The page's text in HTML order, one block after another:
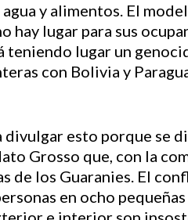
y alimentos. El
hay lugar para sus
teniendo lugar un
con Bolivia y
esto porque se
Grosso que, con la
de los Guaranies. El
en ocho